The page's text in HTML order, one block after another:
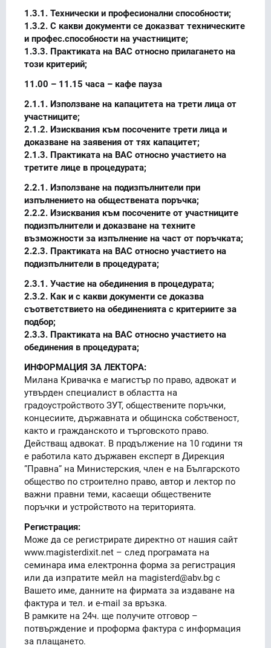
1.3.1. Технически и професионални способности;
1.3.2. С какви документи се доказват техническите
и профес.способности на участниците;
1.3.3. Практиката на ВАС относно прилагането на
този критерий;
11.00 – 11.15 часа – кафе пауза
2.1.1. Използване на капацитета на трети лица от
участниците;
2.1.2. Изисквания към посочените трети лица и
доказване на заявения от тях капацитет;
2.1.3. Практиката на ВАС относно участието на
третите лице в процедурата;
2.2.1. Използване на подизпълнители при
изпълнението на обществената поръчка;
2.2.2. Изисквания към посочените от участниците
подизпълнители и доказване на техните
възможности за изпълнение на част от поръчката;
2.2.3. Практиката на ВАС относно участието на
подизпълнители в процедурата;
2.3.1. Участие на обединения в процедурата;
2.3.2. Как и с какви документи се доказва
съответствието на обединенията с критериите за
подбор;
2.3.3. Практиката на ВАС относно участието на
обединения в процедурата;
ИНФОРМАЦИЯ ЗА ЛЕКТОРА:
Милана Кривачка е магистър по право, адвокат и
утвърден специалист в областта на
градоустройството ЗУТ, обществените поръчки,
концесиите, държавната и общинска собственост,
както и гражданското и търговското право.
Действащ адвокат. В продължение на 10 години тя
е работила като държавен експерт в Дирекция
”Правна” на Министерския, член е на Българското
общество по строително право, автор и лектор по
важни правни теми, касаещи обществените
поръчки и устройството на територията.
Регистрация:
Може да се регистрирате директно от нашия сайт
www.magisterdixit.net – след програмата на
семинара има електронна форма за регистрация
или да изпратите мейл на magisterd@abv.bg с
Вашето име, данните на фирмата за издаване на
фактура и тел. и e-mail за връзка.
В рамките на 24ч. ще получите отговор –
потвърждение и проформа фактура с информация
за плащането.